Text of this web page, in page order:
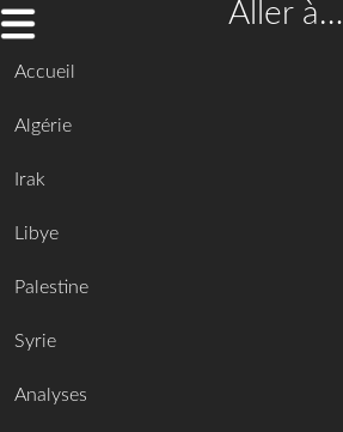
Aller à…
Accueil
Algérie
Irak
Libye
Palestine
Syrie
Analyses